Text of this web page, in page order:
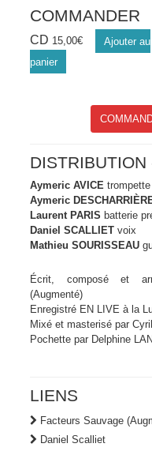
COMMANDER
CD 15,00€
Ajouter au
panier
DISTRIBUTION
Aymeric AVICE trompette
Aymeric
Laurent PARIS batterie
Daniel SCALLIET voix
Mathieu SOURISSEAU
Écrit, composé et
(Augmenté)
Enregistré EN LIVE à la
Mixé et masterisé par
Pochette par Delphine
LIENS
Facteurs Sauvage
Daniel Scalliet